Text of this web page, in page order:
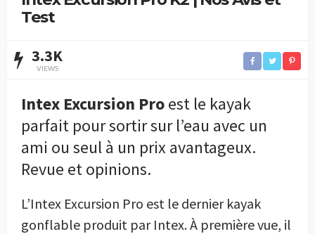
Test
3.3K
VIEWS
Intex Excursion Proest le kayak
parfait pour sortir sur l’eau avec un
ami ou seul à un prix avantageux.
Revue et opinions.
L’Intex Excursion Pro est le dernier kayak
gonflable produit par Intex. À première vue, il